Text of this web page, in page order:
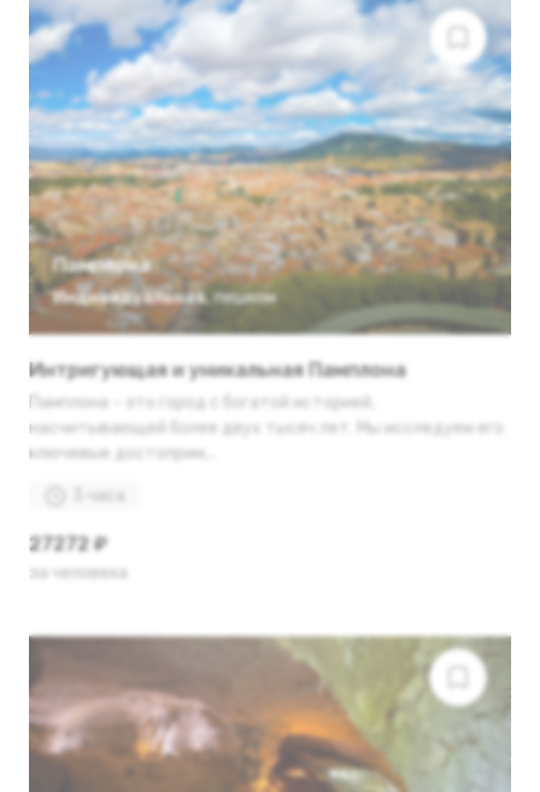
Памплона
Индивидуальная, пешком
Интригующая и уникальная Памплона
Памплона – это город с богатой историей,
насчитывающей более двух тысяч лет. Мы исследуем его
ключевые достоприм...
3 часа
27272 ₽
за человека